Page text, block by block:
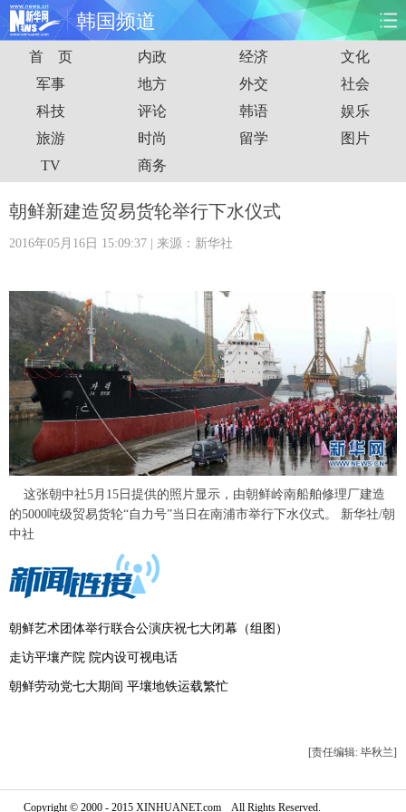
韩国频道
首页 时政 国际 财经
娱乐 体育 人事 教育
时尚 思客
港澳 台湾 华人
科技 能源
图片 视频
旅游 健康 信息化 数据
金融 公益 军事 无人机
富媒体 摄影 新华广播
首 页 内政 经济
文化
军事
地方 外交
社会
科技
评论 韩语
娱乐
旅游
时尚 留学
图片
TV
商务
朝鲜新建造贸易货轮举行下水仪式
2016年05月16日 15:09:37 | 来源：新华社
这张朝中社5月15日提供的照片显示，由朝鲜岭南船舶修理厂建造
的5000吨级贸易货轮“自力号”当日在南浦市举行下水仪式。 新华社/朝
中社
朝鲜艺术团体举行联合公演庆祝七大闭幕（组图）
走访平壤产院 院内设可视电话
朝鲜劳动党七大期间 平壤地铁运载繁忙
[责任编辑: 毕秋兰]
Copyright © 2000 - 2015 XINHUANET.com All Rights Reserved.